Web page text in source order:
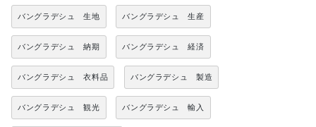
バングラデシュ 生地 バングラデシュ 生産
バングラデシュ 納期 バングラデシュ 経済
バングラデシュ 衣料品 バングラデシュ 製造
バングラデシュ 観光 バングラデシュ 輸入